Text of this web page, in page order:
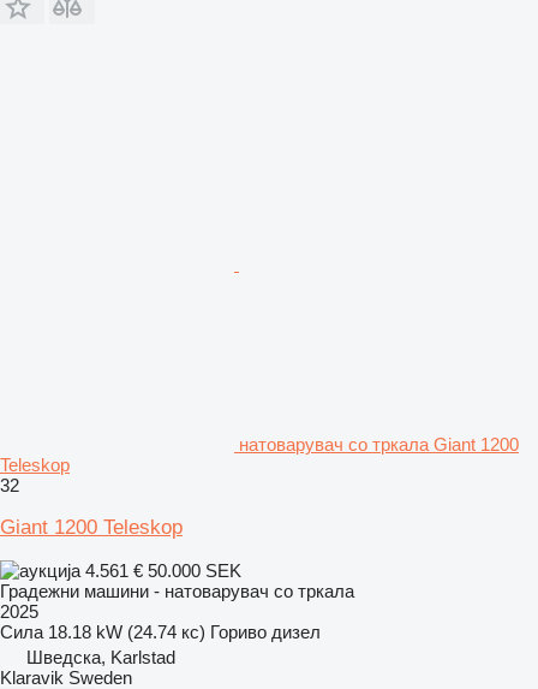
натоварувач со тркала Giant 1200
Teleskop
32
Giant 1200 Teleskop
4.561 € 50.000 SEK
Градежни машини - натоварувач со тркала
2025
Сила 18.18 kW (24.74 кс) Гориво дизел
Шведска, Karlstad
Klaravik Sweden